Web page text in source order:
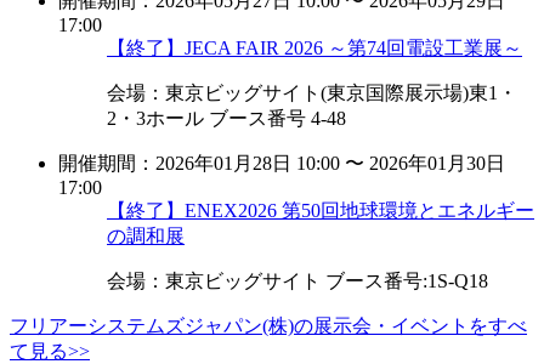
17:00
【終了】JECA FAIR 2026 ～第74回電設工業展～
会場：東京ビッグサイト(東京国際展示場)東1・
2・3ホール ブース番号 4-48
開催期間：2026年01月28日 10:00 〜 2026年01月30日
17:00
【終了】ENEX2026 第50回地球環境とエネルギー
の調和展
会場：東京ビッグサイト ブース番号:1S-Q18
フリアーシステムズジャパン(株)の展示会・イベントをすべ
て見る>>